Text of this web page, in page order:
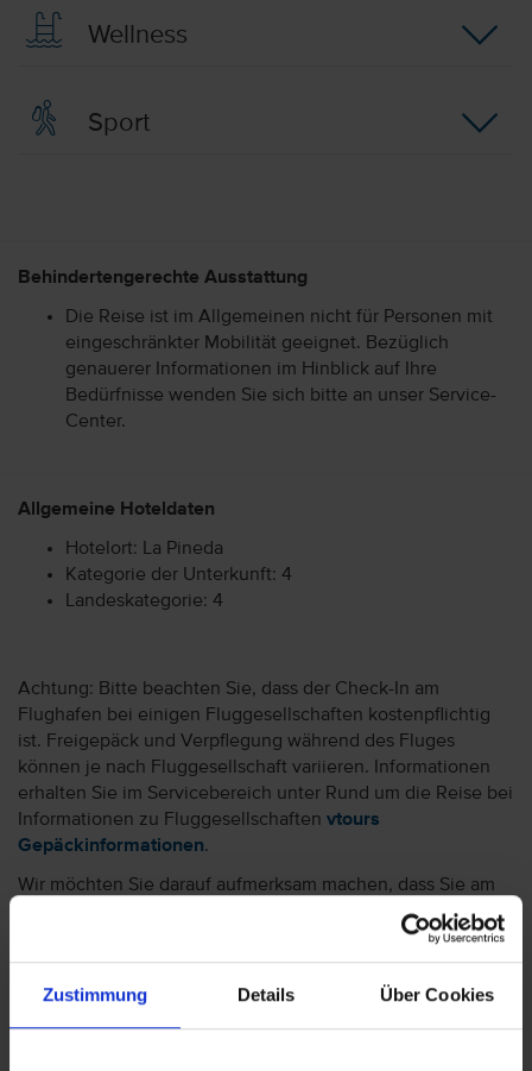
Zustimmung Details Über Cookies
Wellness
Sport
Behindertengerechte Ausstattung
Die Reise ist im Allgemeinen nicht für Personen mit
eingeschränkter Mobilität geeignet. Bezüglich
genauerer Informationen im Hinblick auf Ihre
Bedürfnisse wenden Sie sich bitte an unser Service-
Center.
Allgemeine Hoteldaten
Hotelort: La Pineda
Kategorie der Unterkunft: 4
Landeskategorie: 4
Achtung: Bitte beachten Sie, dass der Check-In am
Flughafen bei einigen Fluggesellschaften kostenpflichtig
ist. Freigepäck und Verpflegung während des Fluges
können je nach Fluggesellschaft variieren. Informationen
erhalten Sie im Servicebereich unter Rund um die Reise bei
Informationen zu Fluggesellschaften vtours
Gepäckinformationen.
Wir möchten Sie darauf aufmerksam machen, dass Sie am
Ankunftstag ab 15 Uhr (örtliche Abweichung vorbehalten) in
Ihr Hotel einchecken können. An Ihrem Abreisetag können
Sie Ihr Zimmer bis 11 Uhr (örtliche Abweichung vorbehalten)
nutzen. Bitte beachten Sie, dass es bei Nur-Hotel-